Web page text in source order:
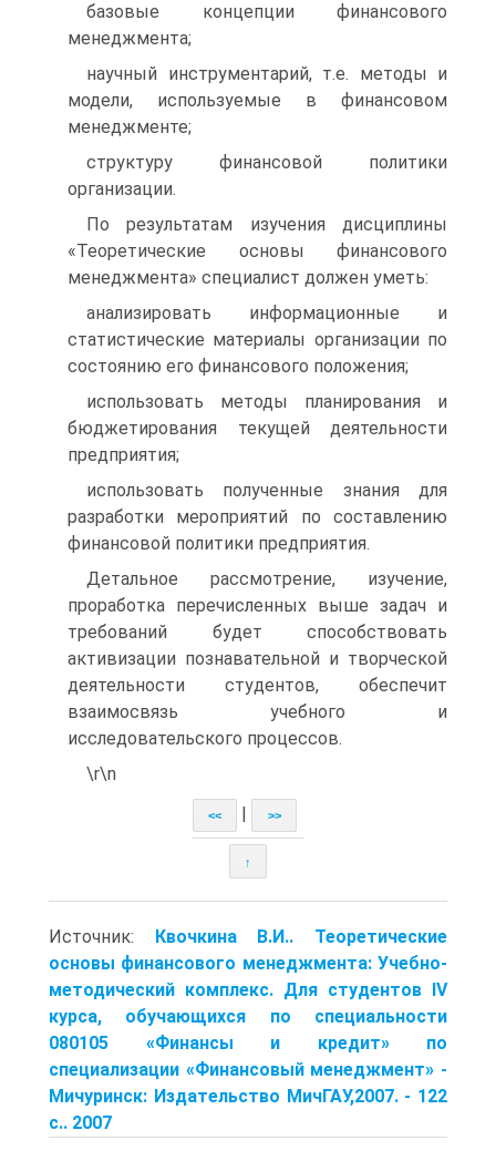
базовые концепции финансового
менеджмента;
научный инструментарий, т.е. методы и
модели, используемые в финансовом
менеджменте;
структуру финансовой политики
организации.
По результатам изучения дисциплины
«Теоретические основы финансового
менеджмента» специалист должен уметь:
анализировать информационные и
статистические материалы организации по
состоянию его финансового положения;
использовать методы планирования и
бюджетирования текущей деятельности
предприятия;
использовать полученные знания для
разработки мероприятий по составлению
финансовой политики предприятия.
Детальное рассмотрение, изучение,
проработка перечисленных выше задач и
требований будет способствовать
активизации познавательной и творческой
деятельности студентов, обеспечит
взаимосвязь учебного и
исследовательского процессов.
\r\n
<< >>
↑
Источник: Квочкина В.И.. Теоретические
основы финансового менеджмента: Учебно-
методический комплекс. Для студентов IV
курса, обучающихся по специальности
080105 «Финансы и кредит» по
специализации «Финансовый менеджмент» -
Мичуринск: Издательство МичГАУ,2007. - 122
с.. 2007